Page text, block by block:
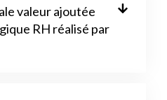
valeur ajoutée
RH réalisé par